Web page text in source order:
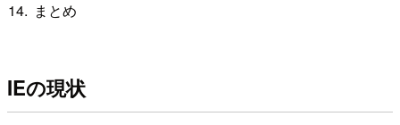
まとめ
IEの現状